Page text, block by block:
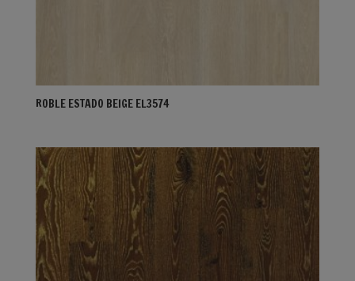
ROBLE ESTADO BEIGE EL3574